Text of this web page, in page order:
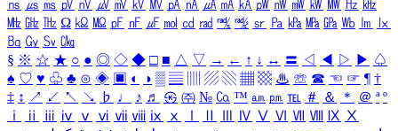
㎱ ㎲ ㎳ ㎴ ㎵ ㎶ ㎷ ㎸ ㎹ ㎀ ㎁ ㎂ ㎃ ㎄ ㎺ ㎻ ㎽ ㎾ ㎿ ㎐ ㎑
㎒ ㎓ ㎔ Ω ㏀ ㏁ ㎊ ㎋ ㎌ ㏖ ㏅ ㎭ ㎮ ㎯ ㏛ ㎩ ㎪ ㎫ ㎬ ㏝ ㏐
㏓
㏃ ㏉ ㏜ ㏆
§ ※ ☆ ★ ○ ● ◎ ◇ ◆ □ ■ △ ▽ → ← ↑ ↓ ↔ 〓 ◁ ◀ ▷ ▶ ♤
♠ ♡ ♥ ♧ ♣ ⊙ ◈ ▣ ◐ ◑ ▒ ▤ ▨ ▧ ▦ ▩ ♨ ☏ ☎ ☜ ☞ ¶ †
‡ ↕ ↗ ↙ ↖ ↘ ♭ ♩ ♪ ♬ ㉿ ㈜ № ㏇ ™ ㏂ ㏘ ℡ ＃ ＆ ＊ ＠ ª º
ⅰ
ⅱ ⅲ ⅳ ⅴ ⅵ ⅶ ⅷ ⅸ ⅹ Ⅳ Ⅴ Ⅵ Ⅶ Ⅷ Ⅸ Ⅹ